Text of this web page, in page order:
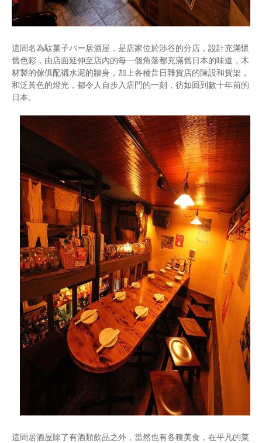
這間名為駄菓子バー居酒屋，是店家位於涉谷的分店，設計充滿懷
舊色彩，由店面延伸至店內的每一個角落都充滿舊日本的味道，木
材製的傢俱配襯水泥的牆身，加上各種昔日雜貨店的陳設和貨架，
和泛黃色的燈光，都令人自步入店門的一刻，彷如回到數十年前的
日本。
這間居酒屋除了有酒類飲品之外，當然也有各種美食，在平凡的菜